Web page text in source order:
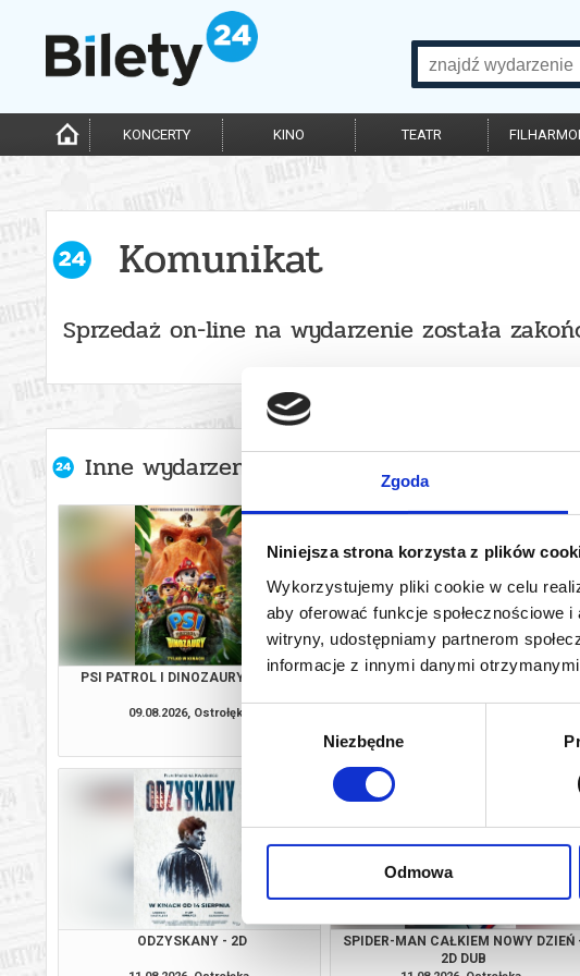
Zgoda
Niniejsza strona korzysta z plików
Wykorzystujemy pliki cookie w celu
aby oferować funkcje
witryny, udostępniamy partnerom
informacje z innymi danymi
Wybór
Niezbędne
Odmowa
KONCERTY KINO TEATR
Komunikat
Sprzedaż on-line na wydarzenie została
Inne wydarzenia organizatora
PSI PATROL I DINOZAURY - 2D DUB
09.08.2026, Ostrołęka
ODZYSKANY - 2D
kup bilet
ODZYSKANY - 2D
SPIDER-MAN CAŁKIEM NOWY DZIEŃ
2D DUB